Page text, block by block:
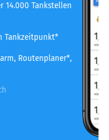
Tankstellen
Tankzeitpunkt*
Routenplaner*,